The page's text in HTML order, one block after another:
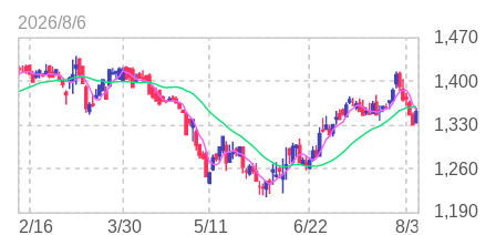
1,190
1,260
1,330
1,400
1,470
2/16 3/30 5/11 6/22 8/3
2026/8/6